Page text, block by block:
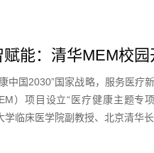
赋能：清华MEM校
康中国2030”国家战略，服务医疗
）项目设立“医疗健康主题专
学临床医学院副教授、北京清华